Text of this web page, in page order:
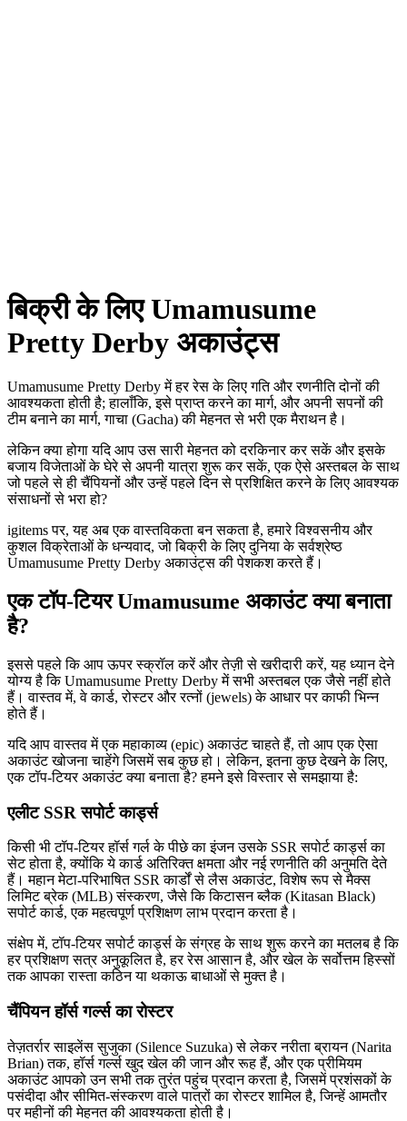
बिक्री के लिए Umamusume
Pretty Derby अकाउंट्स
Umamusume Pretty Derby में हर रेस के लिए गति और रणनीति दोनों की
आवश्यकता होती है; हालाँकि, इसे प्राप्त करने का मार्ग, और अपनी सपनों की
टीम बनाने का मार्ग, गाचा (Gacha) की मेहनत से भरी एक मैराथन है।
लेकिन क्या होगा यदि आप उस सारी मेहनत को दरकिनार कर सकें और इसके
बजाय विजेताओं के घेरे से अपनी यात्रा शुरू कर सकें, एक ऐसे अस्तबल के साथ
जो पहले से ही चैंपियनों और उन्हें पहले दिन से प्रशिक्षित करने के लिए आवश्यक
संसाधनों से भरा हो?
igitems पर, यह अब एक वास्तविकता बन सकता है, हमारे विश्वसनीय और
कुशल विक्रेताओं के धन्यवाद, जो बिक्री के लिए दुनिया के सर्वश्रेष्ठ
Umamusume Pretty Derby अकाउंट्स की पेशकश करते हैं।
एक टॉप-टियर Umamusume अकाउंट क्या बनाता
है?
इससे पहले कि आप ऊपर स्क्रॉल करें और तेज़ी से खरीदारी करें, यह ध्यान देने
योग्य है कि Umamusume Pretty Derby में सभी अस्तबल एक जैसे नहीं होते
हैं। वास्तव में, वे कार्ड, रोस्टर और रत्नों (jewels) के आधार पर काफी भिन्न
होते हैं।
यदि आप वास्तव में एक महाकाव्य (epic) अकाउंट चाहते हैं, तो आप एक ऐसा
अकाउंट खोजना चाहेंगे जिसमें सब कुछ हो। लेकिन, इतना कुछ देखने के लिए,
एक टॉप-टियर अकाउंट क्या बनाता है? हमने इसे विस्तार से समझाया है:
एलीट SSR सपोर्ट कार्ड्स
किसी भी टॉप-टियर हॉर्स गर्ल के पीछे का इंजन उसके SSR सपोर्ट कार्ड्स का
सेट होता है, क्योंकि ये कार्ड अतिरिक्त क्षमता और नई रणनीति की अनुमति देते
हैं। महान मेटा-परिभाषित SSR कार्डों से लैस अकाउंट, विशेष रूप से मैक्स
लिमिट ब्रेक (MLB) संस्करण, जैसे कि किटासन ब्लैक (Kitasan Black)
सपोर्ट कार्ड, एक महत्वपूर्ण प्रशिक्षण लाभ प्रदान करता है।
संक्षेप में, टॉप-टियर सपोर्ट कार्ड्स के संग्रह के साथ शुरू करने का मतलब है कि
हर प्रशिक्षण सत्र अनुकूलित है, हर रेस आसान है, और खेल के सर्वोत्तम हिस्सों
तक आपका रास्ता कठिन या थकाऊ बाधाओं से मुक्त है।
चैंपियन हॉर्स गर्ल्स का रोस्टर
तेज़तर्रार साइलेंस सुजुका (Silence Suzuka) से लेकर नरीता ब्रायन (Narita
Brian) तक, हॉर्स गर्ल्स खुद खेल की जान और रूह हैं, और एक प्रीमियम
अकाउंट आपको उन सभी तक तुरंत पहुंच प्रदान करता है, जिसमें प्रशंसकों के
पसंदीदा और सीमित-संस्करण वाले पात्रों का रोस्टर शामिल है, जिन्हें आमतौर
पर महीनों की मेहनत की आवश्यकता होती है।